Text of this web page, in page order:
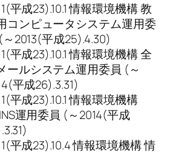
平成23).10.1 情報環境機構 教
コンピュータシステム運用委
～2013(平成25).4.30)
平成23).10.1 情報環境機構 全
ールシステム運用委員 (～
平成26).3.31)
平成23).10.1 情報環境機構
運用委員 (～2014(平成
平成23).10.4 情報環境機構 情